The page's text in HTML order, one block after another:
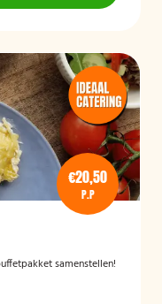
€20,50
P.P
samenstellen!